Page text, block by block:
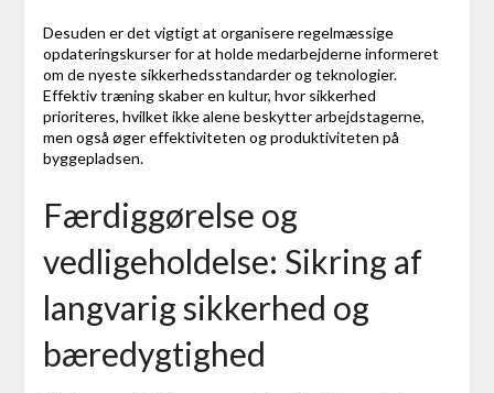
Desuden er det vigtigt at organisere regelmæssige
opdateringskurser for at holde medarbejderne informeret
om de nyeste sikkerhedsstandarder og teknologier.
Effektiv træning skaber en kultur, hvor sikkerhed
prioriteres, hvilket ikke alene beskytter arbejdstagerne,
men også øger effektiviteten og produktiviteten på
byggepladsen.
Færdiggørelse og
vedligeholdelse: Sikring af
langvarig sikkerhed og
bæredygtighed